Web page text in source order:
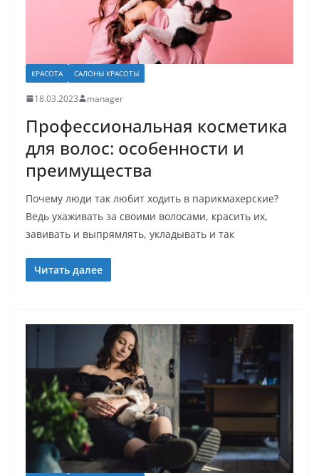
КРАСОТА САЛОНЫ КРАСОТЫ
18.03.2023 manager
Профессиональная косметика
для волос: особенности и
преимущества
Почему люди так любит ходить в парикмахерские?
Ведь ухаживать за своими волосами, красить их,
завивать и выпрямлять, укладывать и так
Читать далее